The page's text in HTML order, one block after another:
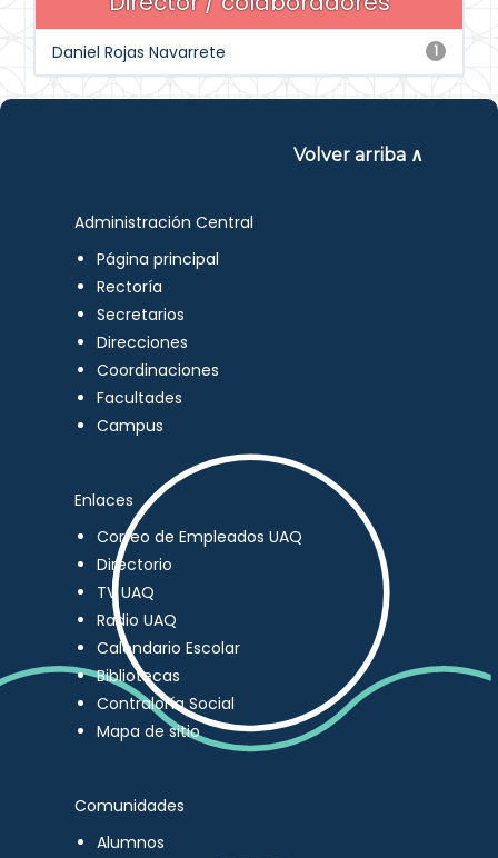
1
Daniel Rojas Navarrete
Volver arriba ∧
Administración Central
Página principal
Rectoría
Secretarios
Direcciones
Coordinaciones
Facultades
Campus
Enlaces
Correo de Empleados UAQ
Directorio
TV UAQ
Radio UAQ
Calendario Escolar
Bibliotecas
Contraloría Social
Mapa de sitio
Comunidades
Alumnos